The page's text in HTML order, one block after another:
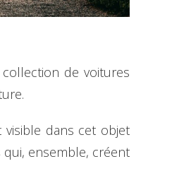
de voitures
dans cet objet
qui, ensemble, créent